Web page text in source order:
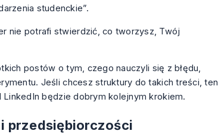
studenckie”.
nie potrafi stwierdzić, co tworzysz, Twój
postów o tym, czego nauczyli się z błędu,
Jeśli chcesz struktury do takich treści, ten
LinkedIn będzie dobrym kolejnym krokiem.
przedsiębiorczości